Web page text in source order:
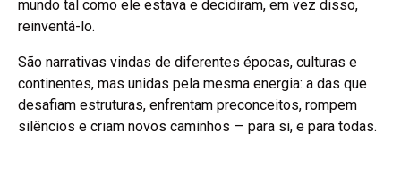
mundo tal como ele estava e decidiram, em vez disso,
reinventá-lo.
São narrativas vindas de diferentes épocas, culturas e
continentes, mas unidas pela mesma energia: a das que
desafiam estruturas, enfrentam preconceitos, rompem
silêncios e criam novos caminhos — para si, e para todas.